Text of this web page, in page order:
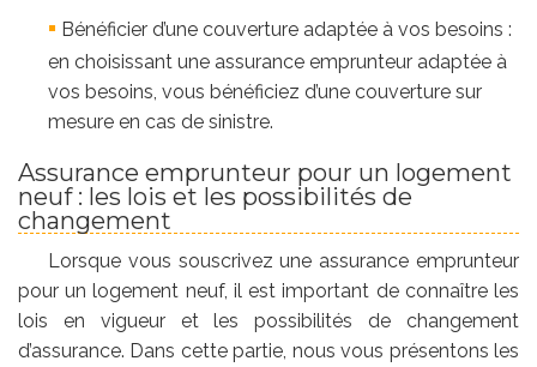
Bénéficier d’une couverture adaptée à vos besoins :
en choisissant une assurance emprunteur adaptée à
vos besoins, vous bénéficiez d’une couverture sur
mesure en cas de sinistre.
Assurance emprunteur pour un logement
neuf : les lois et les possibilités de
changement
Lorsque vous souscrivez une assurance emprunteur
pour un logement neuf, il est important de connaître les
lois en vigueur et les possibilités de changement
d’assurance. Dans cette partie, nous vous présentons les